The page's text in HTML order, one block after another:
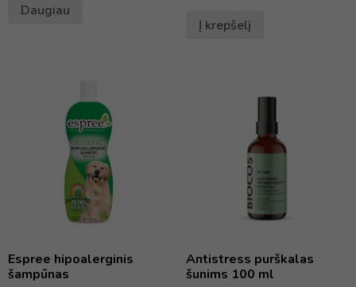
Daugiau
Į krepšelį
Espree hipoalerginis
šampūnas
Antistress purškalas
šunims 100 ml